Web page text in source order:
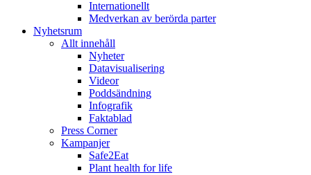
Internationellt
Medverkan av berörda parter
Nyhetsrum
Allt innehåll
Nyheter
Datavisualisering
Videor
Poddsändning
Infografik
Faktablad
Press Corner
Kampanjer
Safe2Eat
Plant health for life